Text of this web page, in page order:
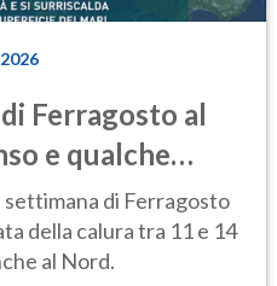
Ferragosto al
e qualche
settimana di Ferragosto
della calura tra 11 e 14
al Nord.